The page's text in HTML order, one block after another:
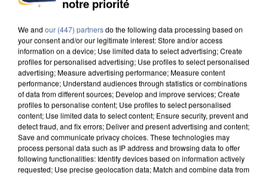
DE FAUNE SAUVAGE SONT...
We and our (447) partnersdo the following data processing based on
your consent and/or our legitimate interest: Store and/or access
information on a device; Use limited data to select advertising; Create
profiles for personalised advertising; Use profiles to select personalised
advertising; Measure advertising performance; Measure content
performance; Understand audiences through statistics or combinations
of data from different sources; Develop and improve services; Create
profiles to personalise content; Use profiles to select personalised
content; Use limited data to select content; Ensure security, prevent and
detect fraud, and fix errors; Deliver and present advertising and content;
Save and communicate privacy choices. These technologies may
process personal data such as IP address and browsing data to offer
following functionalities: Identify devices based on information actively
requested; Use precise geolocation data; Match and combine data from